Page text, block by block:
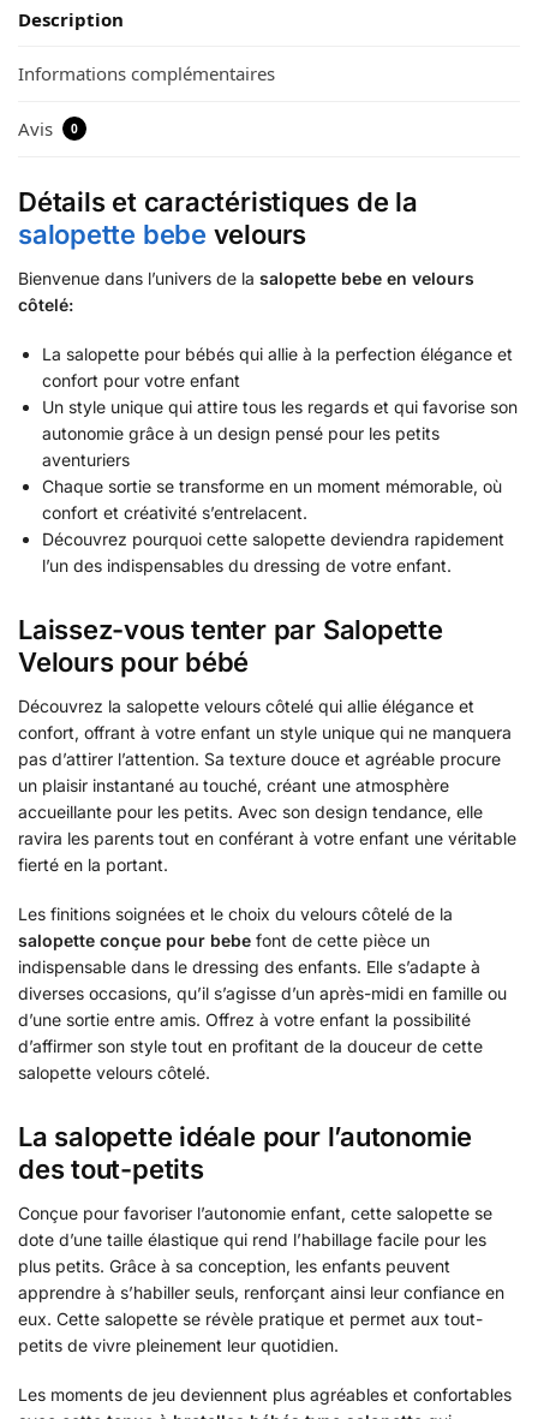
Description
Informations complémentaires
Avis 0
Détails et caractéristiques de la
salopette bebe velours
Bienvenue dans l’univers de la salopette bebe en velours
côtelé:
La salopette pour bébés qui allie à la perfection élégance et
confort pour votre enfant
Un style unique qui attire tous les regards et qui favorise son
autonomie grâce à un design pensé pour les petits
aventuriers
Chaque sortie se transforme en un moment mémorable, où
confort et créativité s’entrelacent.
Découvrez pourquoi cette salopette deviendra rapidement
l’un des indispensables du dressing de votre enfant.
Laissez-vous tenter par Salopette
Velours pour bébé
Découvrez la salopette velours côtelé qui allie élégance et
confort, offrant à votre enfant un style unique qui ne manquera
pas d’attirer l’attention. Sa texture douce et agréable procure
un plaisir instantané au touché, créant une atmosphère
accueillante pour les petits. Avec son design tendance, elle
ravira les parents tout en conférant à votre enfant une véritable
fierté en la portant.
Les finitions soignées et le choix du velours côtelé de la
salopette conçue pour bebe font de cette pièce un
indispensable dans le dressing des enfants. Elle s’adapte à
diverses occasions, qu’il s’agisse d’un après-midi en famille ou
d’une sortie entre amis. Offrez à votre enfant la possibilité
d’affirmer son style tout en profitant de la douceur de cette
salopette velours côtelé.
La salopette idéale pour l’autonomie
des tout-petits
Conçue pour favoriser l’autonomie enfant, cette salopette se
dote d’une taille élastique qui rend l’habillage facile pour les
plus petits. Grâce à sa conception, les enfants peuvent
apprendre à s’habiller seuls, renforçant ainsi leur confiance en
eux. Cette salopette se révèle pratique et permet aux tout-
petits de vivre pleinement leur quotidien.
Les moments de jeu deviennent plus agréables et confortables